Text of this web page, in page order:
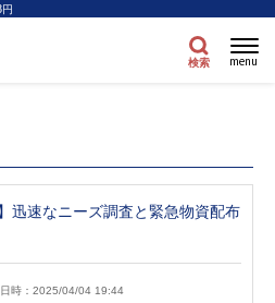
円
検索 menu
迅速なニーズ調査と緊急物資配布
時：2025/04/04 19:44